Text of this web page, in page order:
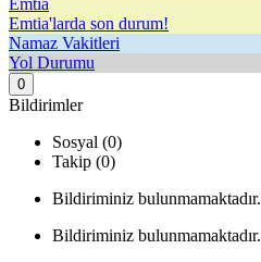
Emtia
Emtia'larda son durum!
Namaz Vakitleri
Yol Durumu
0
Bildirimler
Sosyal (0)
Takip (0)
Bildiriminiz bulunmamaktadır.
Bildiriminiz bulunmamaktadır.